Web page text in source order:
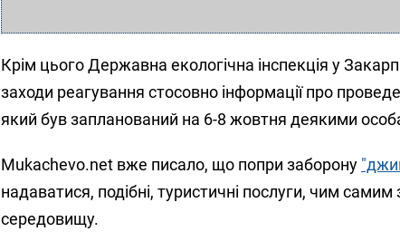
Крім цього Державна екологічна інспекція у
заходи реагування стосовно інформації про
який був запланований на 6-8 жовтня деякими
Mukachevo.net вже писало, що попри заборону
надаватися, подібні, туристичні послуги, чим
середовищу.